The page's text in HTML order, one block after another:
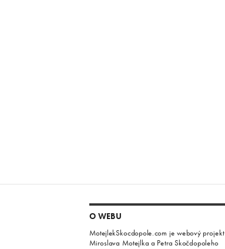
O WEBU
MotejlekSkocdopole.com je webový projekt
Miroslava Motejlka a Petra Skočdopoleho